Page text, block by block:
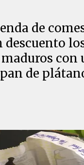
de
descuento
con
de